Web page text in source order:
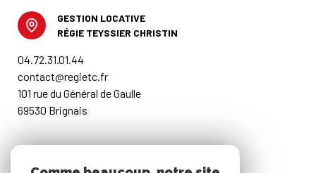
GESTION LOCATIVE
RÉGIE TEYSSIER CHRISTIN
04.72.31.01.44
contact@regietc.fr
101 rue du Général de Gaulle
69530 Brignais